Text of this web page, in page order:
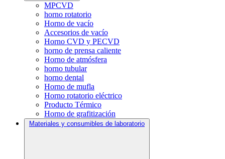
MPCVD
horno rotatorio
Horno de vacío
Accesorios de vacío
Horno CVD y PECVD
horno de prensa caliente
Horno de atmósfera
horno tubular
horno dental
Horno de mufla
Horno rotatorio eléctrico
Producto Térmico
Horno de grafitización
Materiales y consumibles de laboratorio